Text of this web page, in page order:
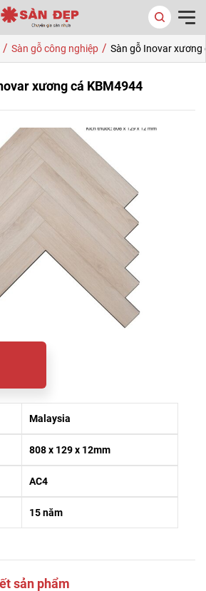
/ Sàn gỗ công nghiệp / Sàn gỗ Inovar xương
xương cá KBM4944
Malaysia
808 x 129 x 12mm
AC4
15 năm
sản phẩm